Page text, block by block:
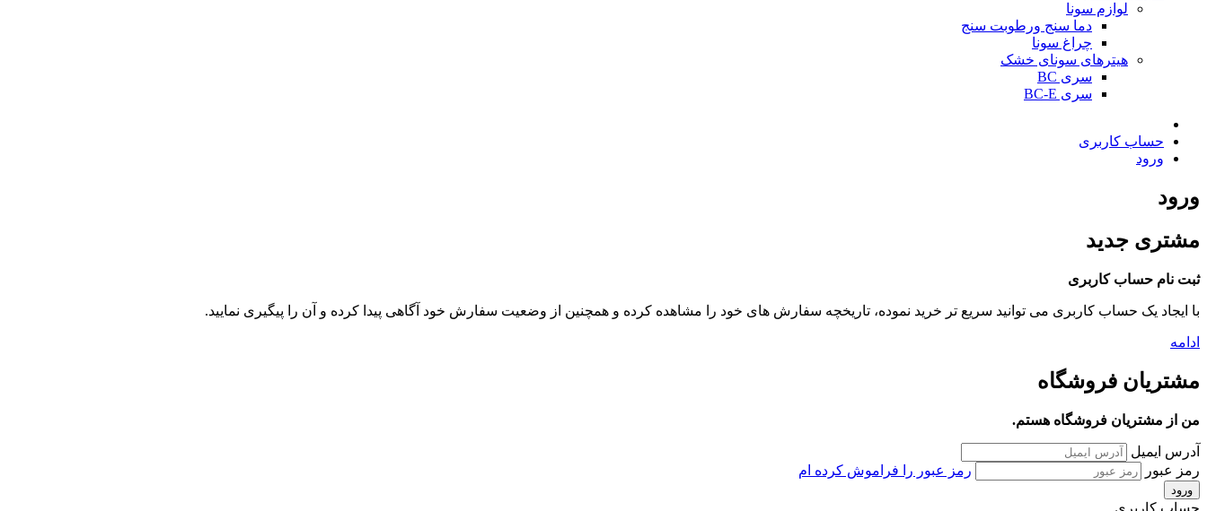
لوازم سونا
دما سنج ورطوبت سنج
چراغ سونا
هیترهای سونای خشک
سری BC
سری BC-E
حساب کاربری
ورود
ورود
مشتری جدید
ثبت نام حساب کاربری
با ايجاد يک حساب کاربری می توانید سريع تر خريد نموده، تاريخچه سفارش های خود را مشاهده کرده و همچنين از وضعيت سفارش خود آگاهی پيدا کرده و آن را پیگیری نمایید.
ادامه
مشتريان فروشگاه
من از مشتریان فروشگاه هستم.
آدرس ایمیل
رمز عبور
رمز عبور را فراموش کرده ام
حساب کاربری